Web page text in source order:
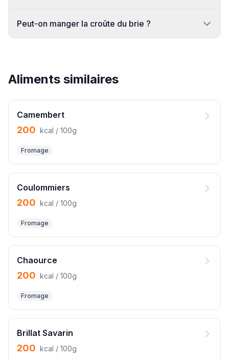
Peut-on manger la croûte du brie ?
Aliments similaires
Camembert
200 kcal / 100g
Fromage
Coulommiers
200 kcal / 100g
Fromage
Chaource
200 kcal / 100g
Fromage
Brillat Savarin
200 kcal / 100g